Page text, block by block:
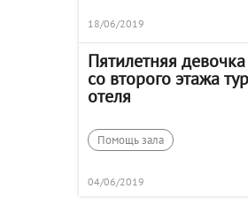
18/06/2019
Пятилетняя
со второго этажа
отеля
Помощь зала
04/06/2019